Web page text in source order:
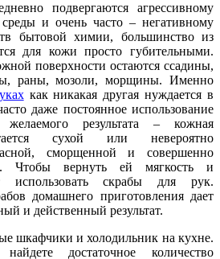
подвергаются агрессивному
и очень часто – негативному
бытовой химии, большинство из
для кожи просто губительными.
поверхности остаются ссадины,
раны, мозоли, морщины. Именно
как никакая другая нуждается в
даже постоянное использование
результата – кожная
сухой или невероятно
сморщенной и совершенно
Чтобы вернуть ей мягкость и
использовать скрабы для рук.
домашнего приготовления дает
и действенный результат.
шкафчики и холодильник на кухне.
достаточное количество